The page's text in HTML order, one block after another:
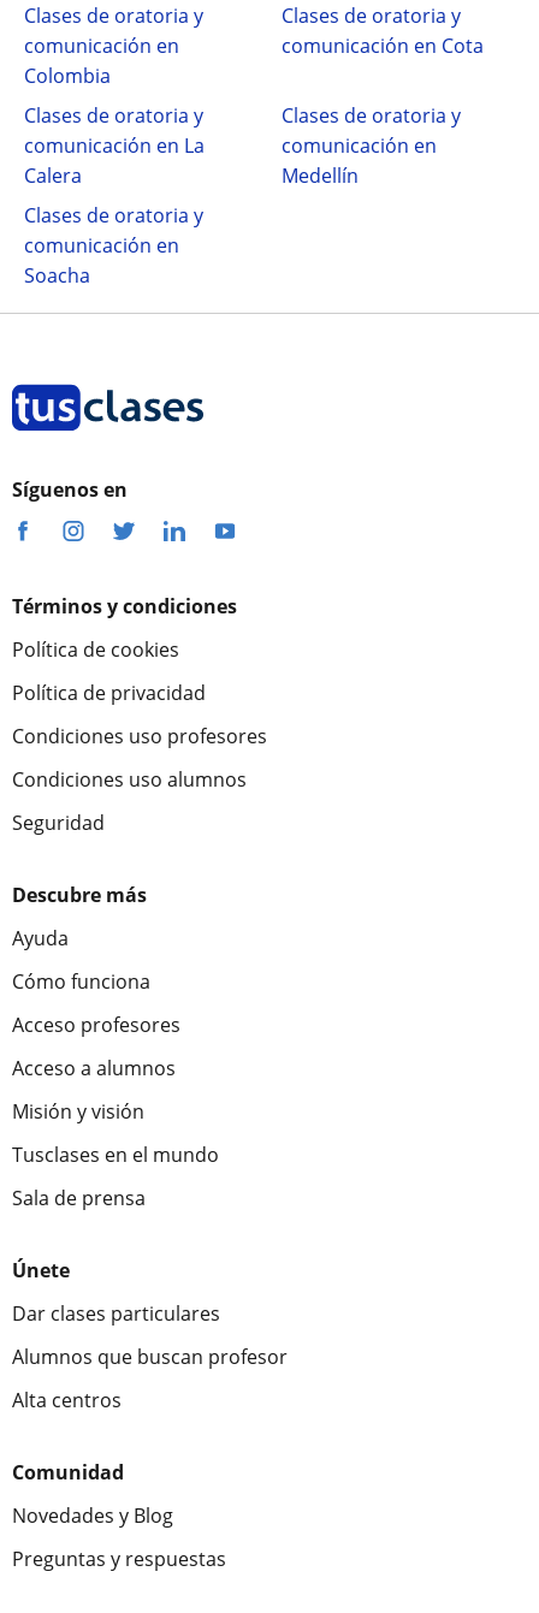
Clases de oratoria y
comunicación en
Colombia
Clases de oratoria y
comunicación en Cota
Clases de oratoria y
comunicación en La
Calera
Clases de oratoria y
comunicación en
Medellín
Clases de oratoria y
comunicación en
Soacha
Síguenos en
Términos y condiciones
Política de cookies
Política de privacidad
Condiciones uso profesores
Condiciones uso alumnos
Seguridad
Descubre más
Ayuda
Cómo funciona
Acceso profesores
Acceso a alumnos
Misión y visión
Tusclases en el mundo
Sala de prensa
Únete
Dar clases particulares
Alumnos que buscan profesor
Alta centros
Comunidad
Novedades y Blog
Preguntas y respuestas